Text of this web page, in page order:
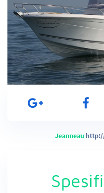
Jeanneau